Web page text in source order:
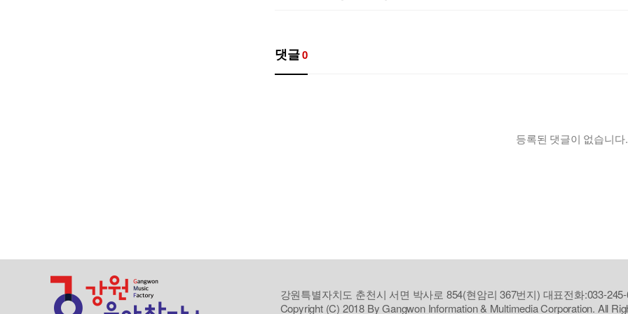
댓글0
등록된 댓글이 없습니다.
강원특별자치도 춘천시 서면 박사로 854(현암리 367번지) 대표전화:033-
Copyright (C) 2018 By Gangwon Information & Multimedia Corporation. All